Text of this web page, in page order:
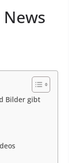
Bilder gibt